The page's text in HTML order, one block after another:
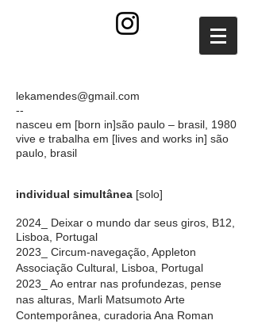
lekamendes@gmail.com
--
nasceu em [born in]são paulo – brasil, 1980
vive e trabalha em [lives and works in] são
paulo, brasil
individual simultânea [solo]
2024_ Deixar o mundo dar seus giros, B12,
Lisboa, Portugal
2023_ Circum-navegação, Appleton
Associação Cultural, Lisboa, Portugal
2023_ Ao entrar nas profundezas, pense
nas alturas, Marli Matsumoto Arte
Contemporânea, curadoria Ana Roman